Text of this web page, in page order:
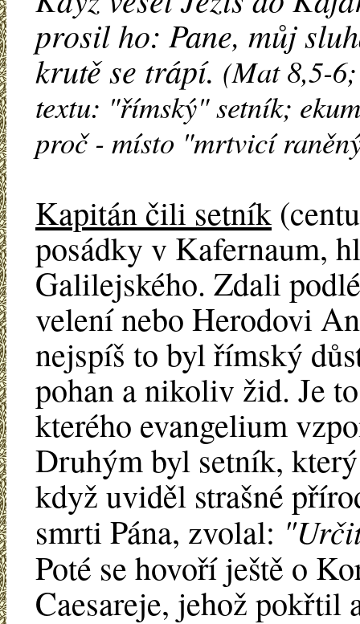
prosil ho: Pane, můj
krutě se trápí. (Mat 8,5-
textu: "římský" setník;
proč - místo "mrtvicí
Kapitán čili setník
posádky v Kafernaum,
Galilejského. Zdali
velení nebo Herodovi
nejspíš to byl římský
pohan a nikoliv žid. Je
kterého evangelium
Druhým byl setník,
když uviděl strašné
smrti Pána, zvolal:
Poté se hovoří ještě o
Caesareje, jehož